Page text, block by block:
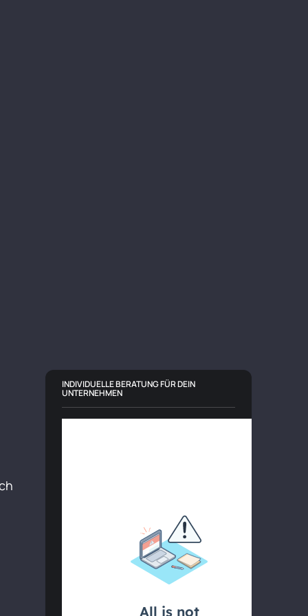
INDIVIDUELLE BERATUNG FÜR DEIN
UNTERNEHMEN